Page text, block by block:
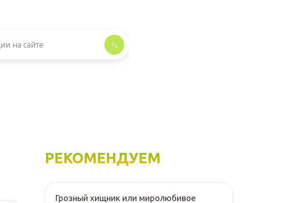
РЕКОМЕНДУЕМ
Грозный хищник или миролюбивое